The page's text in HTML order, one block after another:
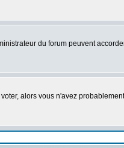
du forum peuvent
alors vous n'avez